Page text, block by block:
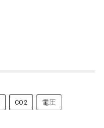
CO2 電圧